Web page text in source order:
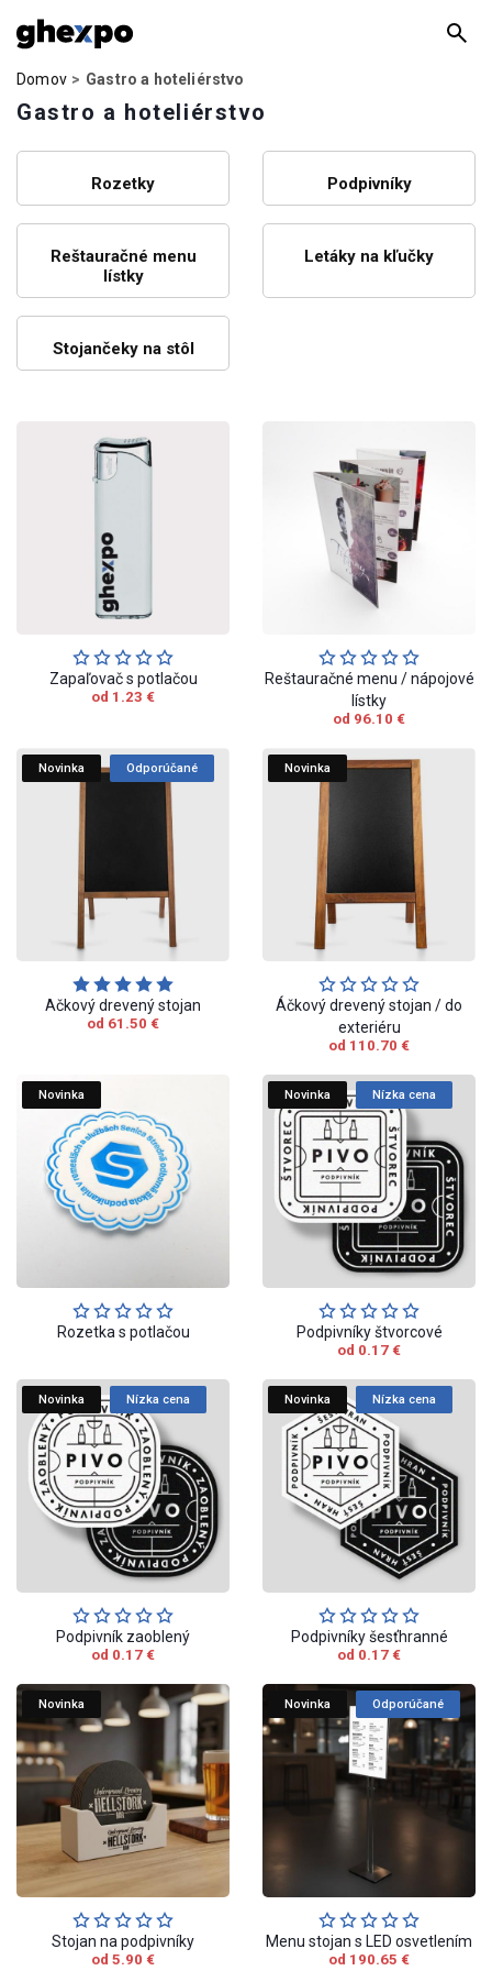
Domov Gastro a hoteliérstvo
Gastro a hoteliérstvo
Rozetky Podpivníky
Reštauračné menu
lístky
Letáky na kľučky
Stojančeky na stôl
Zapaľovač s potlačou
od 1.23 €
Reštauračné menu / nápojové
lístky
od 96.10 €
Novinka Odporúčané
Ačkový drevený stojan
od 61.50 €
Novinka
Áčkový drevený stojan / do
exteriéru
od 110.70 €
Novinka
Rozetka s potlačou
Novinka Nízka cena
Podpivníky štvorcové
od 0.17 €
Novinka Nízka cena
Podpivník zaoblený
od 0.17 €
Novinka Nízka cena
Podpivníky šesťhranné
od 0.17 €
Novinka
Stojan na podpivníky
od 5.90 €
Novinka Odporúčané
Menu stojan s LED osvetlením
od 190.65 €